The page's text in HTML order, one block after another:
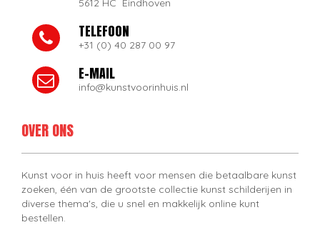
5612 HC Eindhoven
TELEFOON
+31 (0) 40 287 00 97
E-MAIL
info@kunstvoorinhuis.nl
OVER ONS
Kunst voor in huis heeft voor mensen die betaalbare kunst
zoeken, één van de grootste collectie kunst schilderijen in
diverse thema's, die u snel en makkelijk online kunt
bestellen.